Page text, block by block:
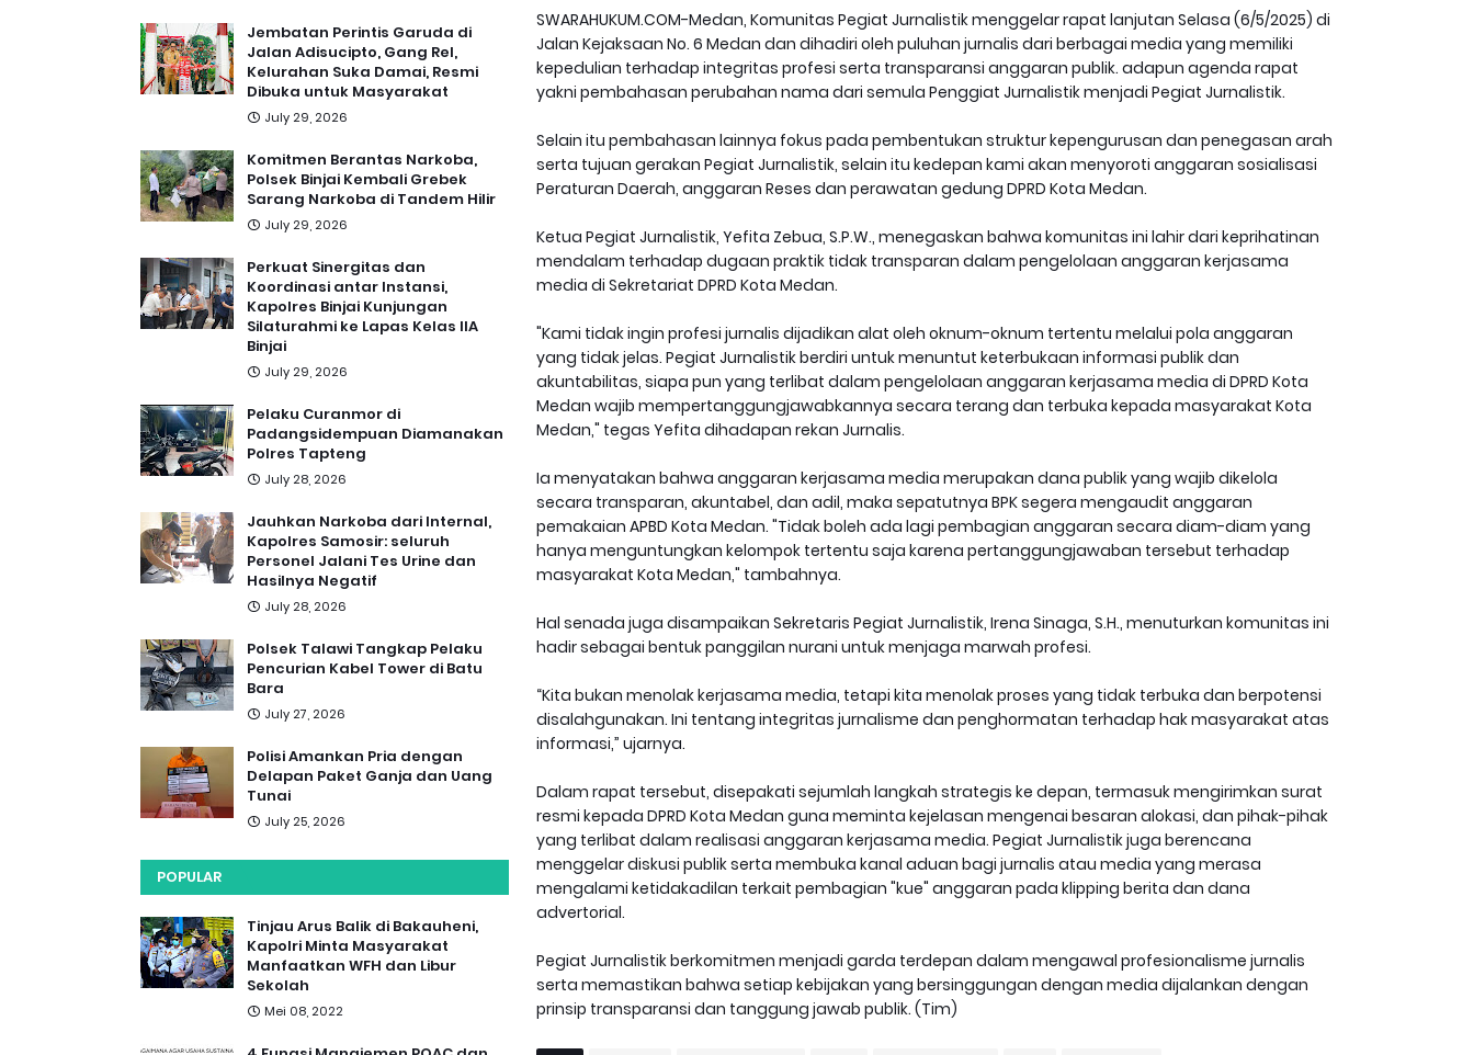
SWARAHUKUM.COM-Medan, Komunitas Pegiat Jurnalistik menggelar rapat lanjutan Selasa (6/5/2025) di
Jalan Kejaksaan No. 6 Medan dan dihadiri oleh puluhan jurnalis dari berbagai media yang memiliki
kepedulian terhadap integritas profesi serta transparansi anggaran publik. adapun agenda rapat
yakni pembahasan perubahan nama dari semula Penggiat Jurnalistik menjadi Pegiat Jurnalistik.
Selain itu pembahasan lainnya fokus pada pembentukan struktur kepengurusan dan penegasan arah
serta tujuan gerakan Pegiat Jurnalistik, selain itu kedepan kami akan menyoroti anggaran sosialisasi
Peraturan Daerah, anggaran Reses dan perawatan gedung DPRD Kota Medan.
Ketua Pegiat Jurnalistik, Yefita Zebua, S.P.W., menegaskan bahwa komunitas ini lahir dari keprihatinan
mendalam terhadap dugaan praktik tidak transparan dalam pengelolaan anggaran kerjasama
media di Sekretariat DPRD Kota Medan.
"Kami tidak ingin profesi jurnalis dijadikan alat oleh oknum-oknum tertentu melalui pola anggaran
yang tidak jelas. Pegiat Jurnalistik berdiri untuk menuntut keterbukaan informasi publik dan
akuntabilitas, siapa pun yang terlibat dalam pengelolaan anggaran kerjasama media di DPRD Kota
Medan wajib mempertanggungjawabkannya secara terang dan terbuka kepada masyarakat Kota
Medan," tegas Yefita dihadapan rekan Jurnalis.
Ia menyatakan bahwa anggaran kerjasama media merupakan dana publik yang wajib dikelola
secara transparan, akuntabel, dan adil, maka sepatutnya BPK segera mengaudit anggaran
pemakaian APBD Kota Medan. "Tidak boleh ada lagi pembagian anggaran secara diam-diam yang
hanya menguntungkan kelompok tertentu saja karena pertanggungjawaban tersebut terhadap
masyarakat Kota Medan," tambahnya.
Hal senada juga disampaikan Sekretaris Pegiat Jurnalistik, Irena Sinaga, S.H., menuturkan komunitas ini
hadir sebagai bentuk panggilan nurani untuk menjaga marwah profesi.
“Kita bukan menolak kerjasama media, tetapi kita menolak proses yang tidak terbuka dan berpotensi
disalahgunakan. Ini tentang integritas jurnalisme dan penghormatan terhadap hak masyarakat atas
informasi,” ujarnya.
Dalam rapat tersebut, disepakati sejumlah langkah strategis ke depan, termasuk mengirimkan surat
resmi kepada DPRD Kota Medan guna meminta kejelasan mengenai besaran alokasi, dan pihak-pihak
yang terlibat dalam realisasi anggaran kerjasama media. Pegiat Jurnalistik juga berencana
menggelar diskusi publik serta membuka kanal aduan bagi jurnalis atau media yang merasa
mengalami ketidakadilan terkait pembagian "kue" anggaran pada klipping berita dan dana
advertorial.
Pegiat Jurnalistik berkomitmen menjadi garda terdepan dalam mengawal profesionalisme jurnalis
serta memastikan bahwa setiap kebijakan yang bersinggungan dengan media dijalankan dengan
prinsip transparansi dan tanggung jawab publik. (Tim)
Jembatan Perintis Garuda di
Jalan Adisucipto, Gang Rel,
Kelurahan Suka Damai, Resmi
Dibuka untuk Masyarakat
July 29, 2026
Komitmen Berantas Narkoba,
Polsek Binjai Kembali Grebek
Sarang Narkoba di Tandem Hilir
July 29, 2026
Perkuat Sinergitas dan
Koordinasi antar Instansi,
Kapolres Binjai Kunjungan
Silaturahmi ke Lapas Kelas IIA
Binjai
July 29, 2026
Pelaku Curanmor di
Padangsidempuan Diamanakan
Polres Tapteng
July 28, 2026
Jauhkan Narkoba dari Internal,
Kapolres Samosir: seluruh
Personel Jalani Tes Urine dan
Hasilnya Negatif
July 28, 2026
Polsek Talawi Tangkap Pelaku
Pencurian Kabel Tower di Batu
Bara
July 27, 2026
Polisi Amankan Pria dengan
Delapan Paket Ganja dan Uang
Tunai
July 25, 2026
POPULAR
Tinjau Arus Balik di Bakauheni,
Kapolri Minta Masyarakat
Manfaatkan WFH dan Libur
Sekolah
Mei 08, 2022